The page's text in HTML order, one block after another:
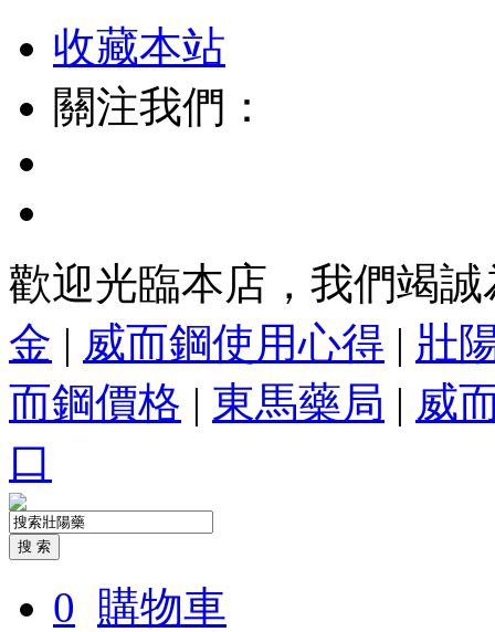
收藏本站
關注我們：
歡迎光臨本店，我們竭
金 | 威而鋼使用心得 | 壯
而鋼價格 | 東馬藥局 | 威
口
0 購物車